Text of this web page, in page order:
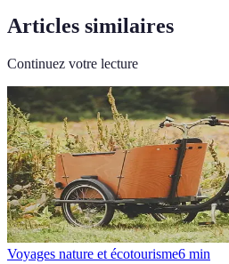
Articles similaires
Continuez votre lecture
Voyages nature et écotourisme6 min